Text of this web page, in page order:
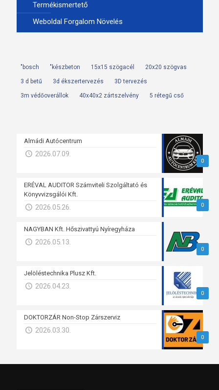
Termékismertető
Weboldal Forgalom Növelés
"bosch "készbeton 15x15 szögacél 20x20 szögvas
3 d betű 3d ékszertervezés 3D tervezés
3m védőoverállok 40x40x2 zártszelvény 5 rétegű cső
0
Almádi Autócentrum
2026.07.09.
0
ERÉVAL AUDITOR Számviteli Szolgáltató és
Könyvvizsgálói Kft.
2026.05.26.
0
NAGYBAN Kft. Hőszivattyú Nyíregyháza
2026.05.13.
0
Jelöléstechnika Plusz Kft.
2026.04.23.
0
DOKTORZÁR Non-Stop Zárszerviz
2026.03.30.